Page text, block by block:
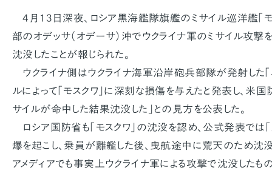
4月13日深夜、ロシア黒海艦隊旗艦のミサイル巡洋艦「モ
部のオデッサ（オデーサ）沖でウクライナ軍のミサイル攻撃
沈没したことが報じられた。
ウクライナ側はウクライナ海軍沿岸砲兵部隊が発射した「
ルによって「モスクワ」に深刻な損傷を与えたと発表し、米
サイルが命中した結果沈没した」との見方を公表した。
ロシア国防省も「モスクワ」の沈没を認め、公式発表では
爆を起こし、乗員が離艦した後、曳航途中に荒天のため沈没
アメディアでも事実上ウクライナ軍による攻撃で沈没したも